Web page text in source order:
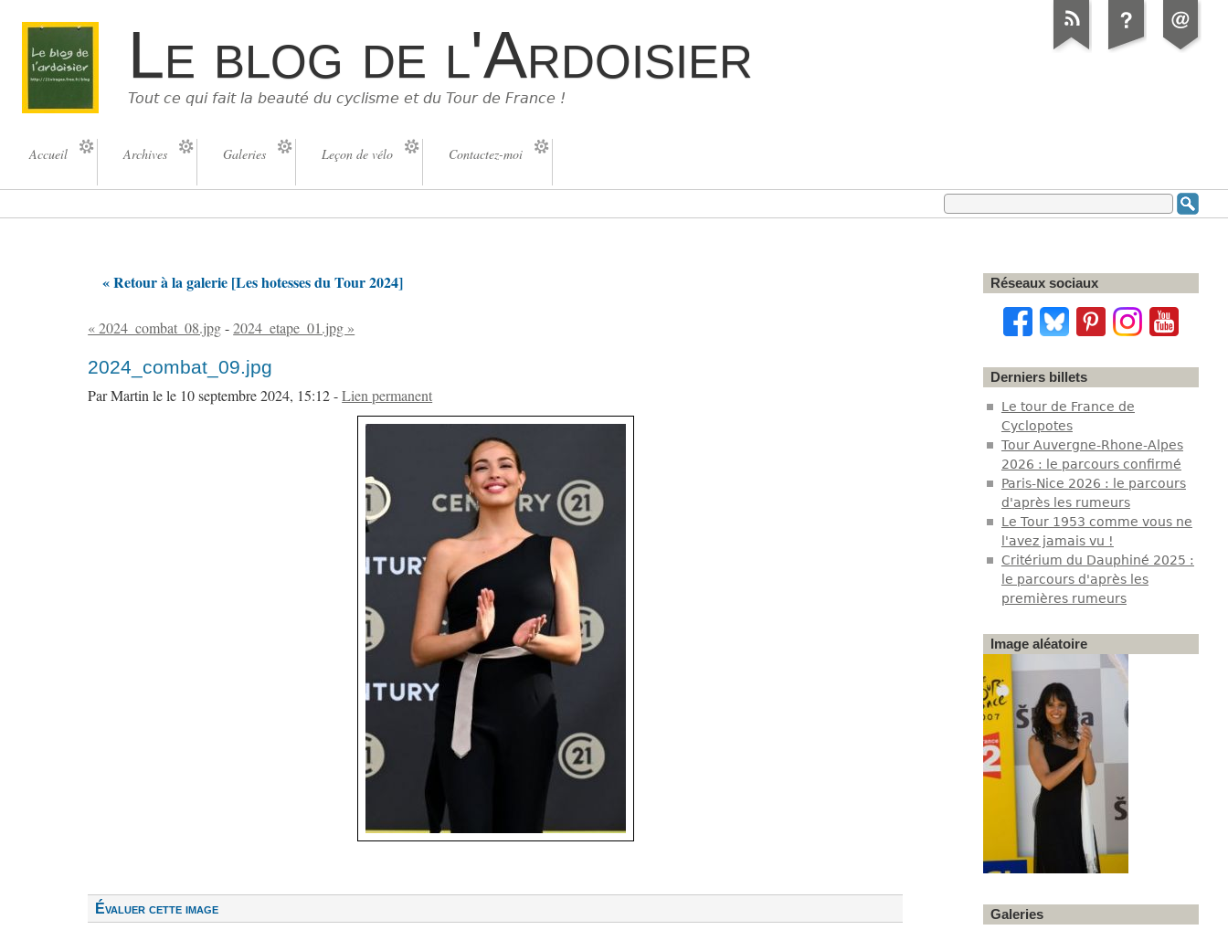
Le blog de l'Ardoisier
Tout ce qui fait la beauté du cyclisme et du Tour de France !
Accueil Archives Galeries Leçon de vélo Contactez-moi
« Retour à la galerie [Les hotesses du Tour 2024]
« 2024_combat_08.jpg-2024_etape_01.jpg »
2024_combat_09.jpg
Par Martin le le 10 septembre 2024, 15:12 -Lien permanent
Évaluer cette image
Réseaux sociaux
Derniers billets
Le tour de France de
Cyclopotes
Tour Auvergne-Rhone-Alpes
2026 : le parcours confirmé
Paris-Nice 2026 : le parcours
d'après les rumeurs
Le Tour 1953 comme vous ne
l'avez jamais vu !
Critérium du Dauphiné 2025 :
le parcours d'après les
premières rumeurs
Image aléatoire
Galeries